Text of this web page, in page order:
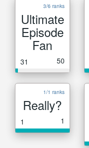
3/6 ranks
Ultimate
Episode
Fan
31 50
1/1 ranks
Really?
1 1